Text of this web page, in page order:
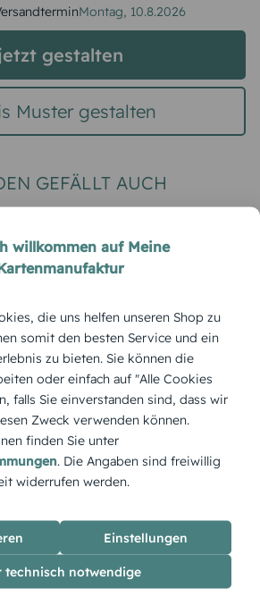
Montag, 10.8.2026
gestalten
Muster gestalten
GEFÄLLT AUCH
Tischkarte aquarall
ein Tagtraum in Papierform. Zarte
– ideal für romantische Hochzeiten
willkommen auf Meine
die uns helfen unseren Shop zu
somit den besten Service und ein
zu bieten. Sie können die
oder einfach auf "Alle Cookies
falls Sie einverstanden sind, dass wir
Zweck verwenden können.
finden Sie unter
. Die Angaben sind freiwillig
widerrufen werden.
Einstellungen
technisch notwendige